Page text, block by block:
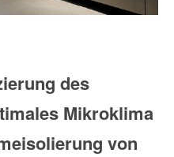
des
Mikroklima
von